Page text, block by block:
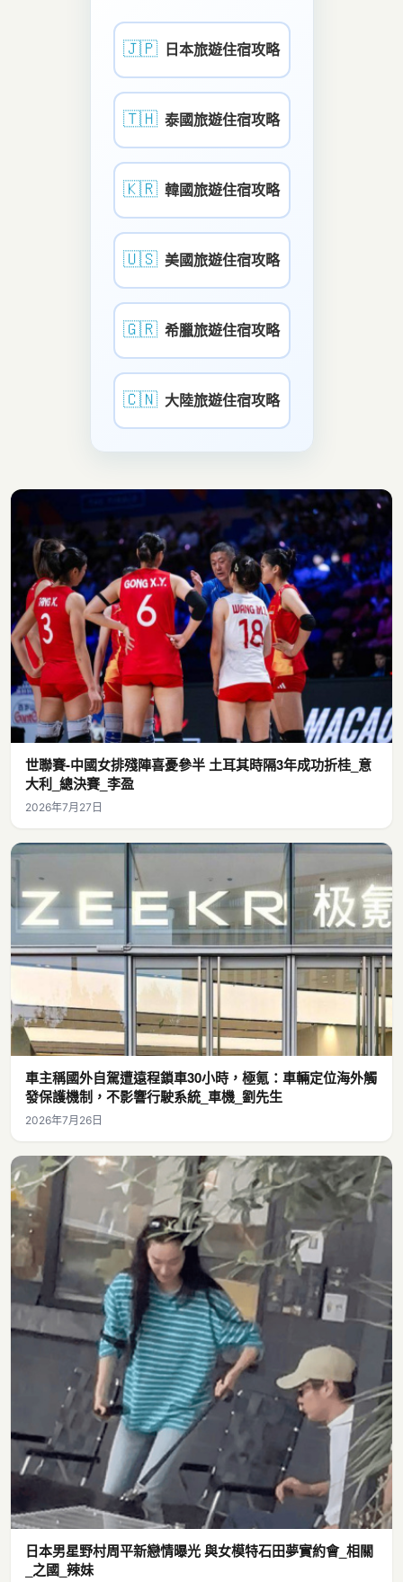
🇯🇵 日本旅遊住宿攻略
🇹🇭 泰國旅遊住宿攻略
🇰🇷 韓國旅遊住宿攻略
🇺🇸 美國旅遊住宿攻略
🇬🇷 希臘旅遊住宿攻略
🇨🇳 大陸旅遊住宿攻略
世聯賽-中國女排殘陣喜憂參半 土耳其時隔3年成功折桂_意
大利_總決賽_李盈
2026年7月27日
車主稱國外自駕遭遠程鎖車30小時，極氪：車輛定位海外觸
發保護機制，不影響行駛系統_車機_劉先生
2026年7月26日
日本男星野村周平新戀情曝光 與女模特石田夢實約會_相關
_之國_辣妹